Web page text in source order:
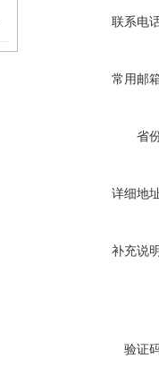
联系电
常用邮
省
详细地
补充说
验证